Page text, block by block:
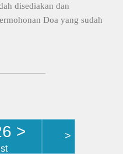
disediakan dan
Doa yang sudah
> >